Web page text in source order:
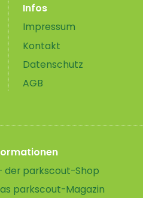
Infos
Impressum
Kontakt
Datenschutz
AGB
- der parkscout-Shop
parkscout-Magazin